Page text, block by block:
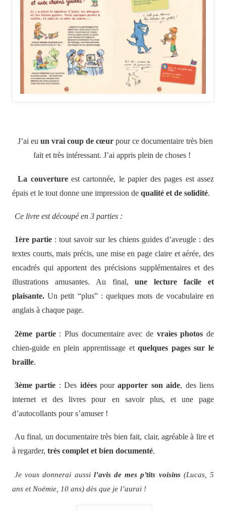
J’ai eu un vrai coup de cœur pour ce documentaire très bien
fait et très intéressant. J’ai appris plein de choses !
La couverture est cartonnée, le papier des pages est assez
épais et le tout donne une impression de qualité et de solidité.
Ce livre est découpé en 3 parties :
1ère partie : tout savoir sur les chiens guides d’aveugle : des
textes courts, mais précis, une mise en page claire et aérée, des
encadrés qui apportent des précisions supplémentaires et des
illustrations amusantes. Au final,une lecture facile et
plaisante.Un petit “plus” : quelques mots de vocabulaire en
anglais à chaque page.
2ème partie: Plus documentaire avec de vraies photos de
chien-guide en plein apprentissage etquelques pages sur le
braille.
3ème partie : Des idéespourapporter son aide, des liens
internet et des livres pour en savoir plus, et une page
d’autocollants pour s’amuser !
Au final, un documentaire très bien fait, clair, agréable à lire et
à regarder, très complet et bien documenté.
Je vous donnerai aussil’avis de mes p’tits voisins(Lucas, 5
ans et Noémie, 10 ans) dès que je l’aurai !